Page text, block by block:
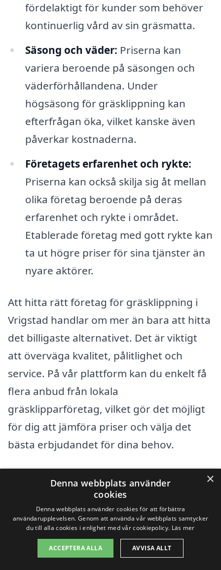
fördelaktigt för kunder som behöver
kontinuerlig vård av sin gräsmatta.
Säsong och väder: Priserna kan
variera beroende på säsongen och
väderförhållandena. Under
högsäsong för gräsklippning kan
efterfrågan öka, vilket kanske även
påverkar kostnaderna.
Företagets erfarenhet och rykte:
Priserna kan också skilja sig åt mellan
olika företag beroende på deras
erfarenhet och rykte i området.
Etablerade företag med gott rykte kan
ta ut högre priser för sina tjänster än
nyare aktörer.
Att hitta rätt företag för gräsklippning i
Vrigstad handlar om mer än bara att hitta
det billigaste alternativet. Det är viktigt
att överväga kvalitet, pålitlighet och
service. På vår plattform kan du enkelt få
flera anbud från lokala
gräsklipparföretag, vilket gör det möjligt
för dig att jämföra priser och välja det
bästa erbjudandet för dina behov.
behov, kan vi hjälpa dig att hitta det bästa
alternativet för gräsklippning i Vrigstad.
Detta gör det både lättare och mer
effektivt att få en gräsmatta som ser
×
Denna webbplats använder
cookies
Denna webbplats använder cookies för att förbättra
användarupplevelsen. Genom att använda vår webbplats samtycker
du till alla cookies i enlighet med vår cookiepolicy. Läs mer
ACCEPTERA ALLA AVVISA ALLT